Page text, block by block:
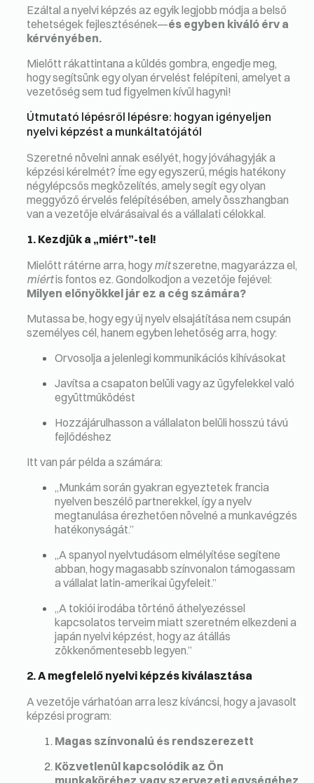
Ezáltal a nyelvi képzés az egyik legjobb módja a belső
tehetségek fejlesztésének—és egyben kiváló érv a
kérvényében.
Mielőtt rákattintana a küldés gombra, engedje meg,
hogy segítsünk egy olyan érvelést felépíteni, amelyet a
vezetőség sem tud figyelmen kívül hagyni!
Útmutató lépésről lépésre: hogyan igényeljen
nyelvi képzést a munkáltatójától
Szeretné növelni annak esélyét, hogy jóváhagyják a
képzési kérelmét? Íme egy egyszerű, mégis hatékony
négylépcsős megközelítés, amely segít egy olyan
meggyőző érvelés felépítésében, amely összhangban
van a vezetője elvárásaival és a vállalati célokkal.
1. Kezdjük a „miért”-tel!
Mielőtt rátérne arra, hogymitszeretne, magyarázza el,
miértis fontos ez. Gondolkodjon a vezetője fejével:
Milyen előnyökkel jár ez a cég számára?
Mutassa be, hogy egy új nyelv elsajátítása nem csupán
személyes cél, hanem egyben lehetőség arra, hogy:
Orvosolja a jelenlegi kommunikációs kihívásokat
Javítsa a csapaton belüli vagy az ügyfelekkel való
együttműködést
Hozzájárulhasson a vállalaton belüli hosszú távú
fejlődéshez
Itt van pár példa a számára:
„Munkám során gyakran egyeztetek francia
nyelven beszélő partnerekkel, így a nyelv
megtanulása érezhetően növelné a munkavégzés
hatékonyságát.”
„A spanyol nyelvtudásom elmélyítése segítene
abban, hogy magasabb színvonalon támogassam
a vállalat latin-amerikai ügyfeleit.”
„A tokiói irodába történő áthelyezéssel
kapcsolatos terveim miatt szeretném elkezdeni a
japán nyelvi képzést, hogy az átállás
zökkenőmentesebb legyen.”
2. A megfelelő nyelvi képzés kiválasztása
A vezetője várhatóan arra lesz kíváncsi, hogy a javasolt
képzési program:
Magas színvonalú és rendszerezett
Közvetlenül kapcsolódik az Ön
munkaköréhez vagy szervezeti egységéhez